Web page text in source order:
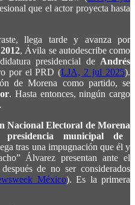
que el actor proyecta hasta
llega tarde y avanza por
2012, Ávila se autodescribe como
presidencial de Andrés
por el PRD (LJA, 2 jul 2025).
de Morena como partido, se
. Hasta entonces, ningún cargo
Nacional Electoral de Morena
municipal de
tras una impugnación que él y
Álvarez presentan ante el
de no ser considerados
México). Es la primera